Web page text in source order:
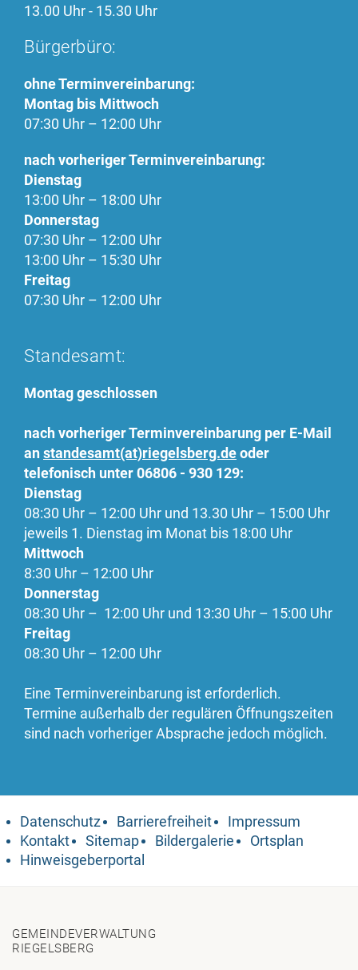
13.00 Uhr - 15.30 Uhr
Bürgerbüro:
ohne Terminvereinbarung:
Montag bis Mittwoch
07:30 Uhr – 12:00 Uhr
nach vorheriger Terminvereinbarung:
Dienstag
13:00 Uhr – 18:00 Uhr
Donnerstag
07:30 Uhr – 12:00 Uhr
13:00 Uhr – 15:30 Uhr
Freitag
07:30 Uhr – 12:00 Uhr
Standesamt:
Montag geschlossen
nach vorheriger Terminvereinbarung per E-Mail
anstandesamt(at)riegelsberg.deoder
telefonisch unter 06806 - 930 129:
Dienstag
08:30 Uhr – 12:00 Uhr und 13.30 Uhr – 15:00 Uhr
jeweils 1. Dienstag im Monat bis 18:00 Uhr
Mittwoch
8:30 Uhr – 12:00 Uhr
Donnerstag
08:30 Uhr – 12:00 Uhr und 13:30 Uhr – 15:00 Uhr
Freitag
08:30 Uhr – 12:00 Uhr
Eine Terminvereinbarung ist erforderlich.
Termine außerhalb der regulären Öffnungszeiten
sind nach vorheriger Absprache jedoch möglich.
Datenschutz Barrierefreiheit
Impressum
Kontakt
Sitemap Bildergalerie
Ortsplan
Hinweisgeberportal
GEMEINDEVERWALTUNG
RIEGELSBERG